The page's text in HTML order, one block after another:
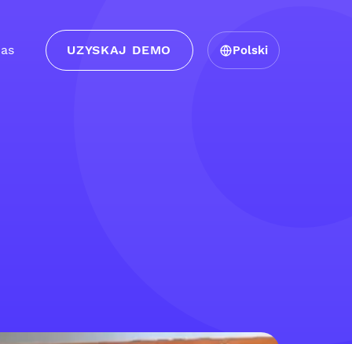
UZYSKAJ DEMO Polski